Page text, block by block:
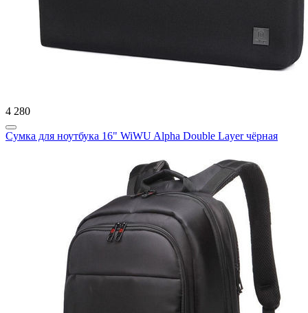
4 280
Сумка для ноутбука 16" WiWU Alpha Double Layer чёрная